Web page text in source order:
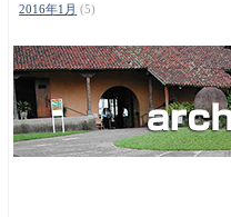
2016年1月 (5)